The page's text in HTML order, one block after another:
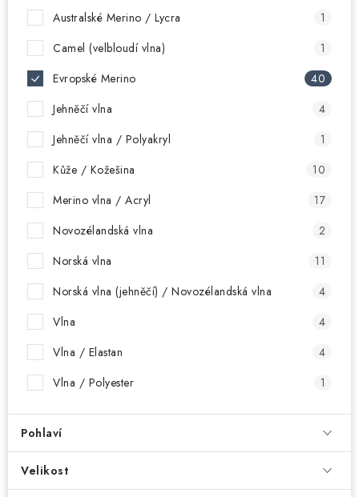
Australské Merino / Lycra
1
Camel (velbloudí vlna)
1
Evropské Merino
40
Jehněčí vlna
4
Jehněčí vlna / Polyakryl
1
Kůže / Kožešina
10
Merino vlna / Acryl
17
Novozélandská vlna
2
Norská vlna
11
Norská vlna (jehněčí) / Novozélandská vlna
4
Vlna
4
Vlna / Elastan
4
Vlna / Polyester
1
Pohlaví
Velikost